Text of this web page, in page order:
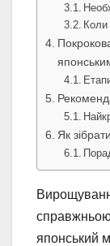
Коли
Як
японський